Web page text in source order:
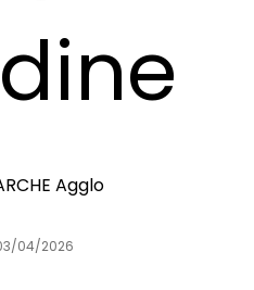
Agglo
04/2026